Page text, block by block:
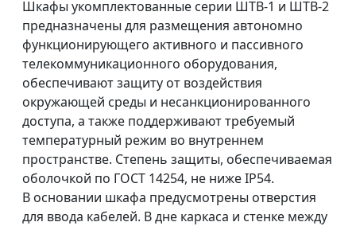
Шкафы укомплектованные серии ШТВ-1 и ШТВ-2
предназначены для размещения автономно
функционирующего активного и пассивного
телекоммуникационного оборудования,
обеспечивают защиту от воздействия
окружающей среды и несанкционированного
доступа, а также поддерживают требуемый
температурный режим во внутреннем
пространстве. Степень защиты, обеспечиваемая
оболочкой по ГОСТ 14254, не ниже IP54.
В основании шкафа предусмотрены отверстия
для ввода кабелей. В дне каркаса и стенке между